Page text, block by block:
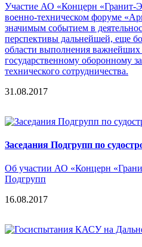
Участие АО «Концерн «Гранит-
военно-техническом форуме
значимым событием в
перспективы дальнейшей, еще
области выполнения важнейших
государственному оборонному
технического сотрудничества.
31.08.2017
Заседания Подгрупп по
Об участии АО «Концерн
Подгрупп
16.08.2017